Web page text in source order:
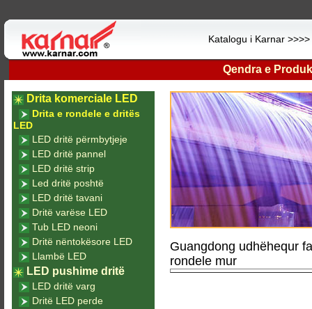
Katalogu i Karnar >>>>
Qendra e
Guangdong udhëhequr
rondele mur
Drita komerciale LED
Drita e rondele e dritës
LED
LED dritë përmbytjeje
LED dritë pannel
LED dritë strip
Led dritë poshtë
LED dritë tavani
Dritë varëse LED
Tub LED neoni
Dritë nëntokësore LED
Llambë LED
LED pushime dritë
LED dritë varg
Dritë LED perde